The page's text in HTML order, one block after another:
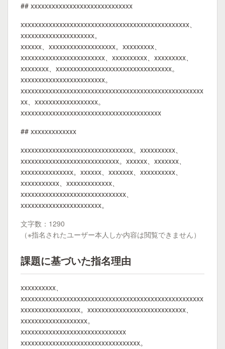
## xxxxxxxxxxxxxxxxxxxxxxxxxxxxx
xxxxxxxxxxxxxxxxxxxxxxxxxxxxxxxxxxxxxxxxxxxxxxxx、
xxxxxxxxxxxxxxxxxxxxx。
xxxxxx、xxxxxxxxxxxxxxxxxxx。xxxxxxxxx、
xxxxxxxxxxxxxxxxxxxxxxxx、xxxxxxxxxx、xxxxxxxxx、
xxxxxxxx、xxxxxxxxxxxxxxxxxxxxxxxxxxxxxxxxx。
xxxxxxxxxxxxxxxxxxxxxxxx。
xxxxxxxxxxxxxxxxxxxxxxxxxxxxxxxxxxxxxxxxxxxxxxxxxxxx
xx、xxxxxxxxxxxxxxxxxx。
xxxxxxxxxxxxxxxxxxxxxxxxxxxxxxxxxxxxxxxx
## xxxxxxxxxxxxx
xxxxxxxxxxxxxxxxxxxxxxxxxxxxxxxx。xxxxxxxxxx、
xxxxxxxxxxxxxxxxxxxxxxxxxxxx。xxxxxx、xxxxxxx、
xxxxxxxxxxxxxxx。xxxxxx、xxxxxxx、xxxxxxxxxx、
xxxxxxxxxxx、xxxxxxxxxxxxx、
xxxxxxxxxxxxxxxxxxxxxxxxxxxxxx、
xxxxxxxxxxxxxxxxxxxxxxx。
文字数：1290
（※指名されたユーザー本人しか内容は閲覧できません）
課題に基づいた指名理由
xxxxxxxxxx、
xxxxxxxxxxxxxxxxxxxxxxxxxxxxxxxxxxxxxxxxxxxxxxxxxxxx
xxxxxxxxxxxxxxxxx。xxxxxxxxxxxxxxxxxxxxxxxxxxxx、
xxxxxxxxxxxxxxxxxxx。
xxxxxxxxxxxxxxxxxxxxxxxxxxxxxx
xxxxxxxxxxxxxxxxxxxxxxxxxxxxxxxxxx。